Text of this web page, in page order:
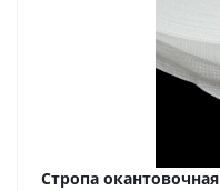
Стропа